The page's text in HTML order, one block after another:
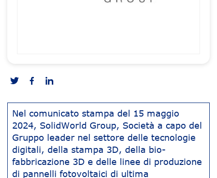
Nel comunicato stampa del 15 maggio
2024, SolidWorld Group, Società a capo del
Gruppo leader nel settore delle tecnologie
digitali, della stampa 3D, della bio-
fabbricazione 3D e delle linee di produzione
di pannelli fotovoltaici di ultima